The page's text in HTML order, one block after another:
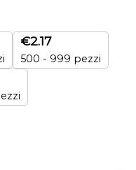
€2.17
500 - 999 pezzi